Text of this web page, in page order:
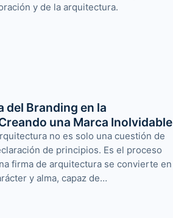
y de la arquitectura.
del Branding en la
una Marca Inolvidable
no es solo una cuestión de
de principios. Es el proceso
firma de arquitectura se convierte en
y alma, capaz de…